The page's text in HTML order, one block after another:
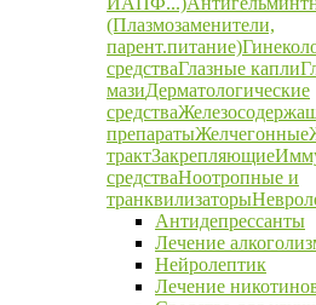
(Плазмозаменители,
парент.питание)
средстваГлазные капли
мазиДерматологические
средства
препаратыЖелчегонные
трактЗакрепляющие
средстваНоотропные и
транквилизаторы
Антидепрессанты
Лечение
Нейролептик
Лечение